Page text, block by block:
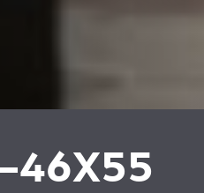
46X55